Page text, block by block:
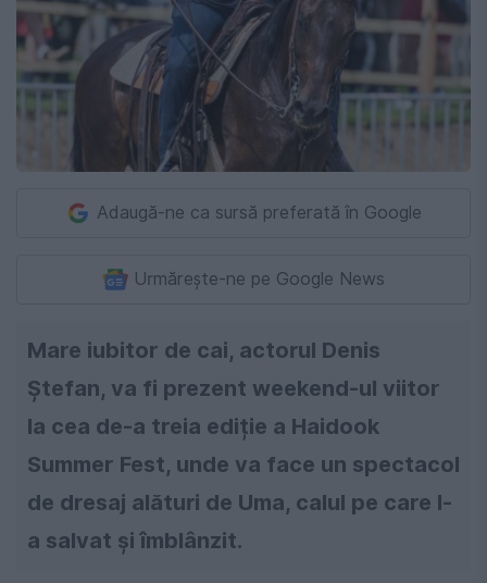
Adaugă-ne ca sursă preferată în Google
Urmărește-ne pe Google News
Mare iubitor de cai, actorul Denis
Ștefan, va fi prezent weekend-ul viitor
la cea de-a treia ediție a Haidook
Summer Fest, unde va face un spectacol
de dresaj alături de Uma, calul pe care l-
a salvat și îmblânzit.